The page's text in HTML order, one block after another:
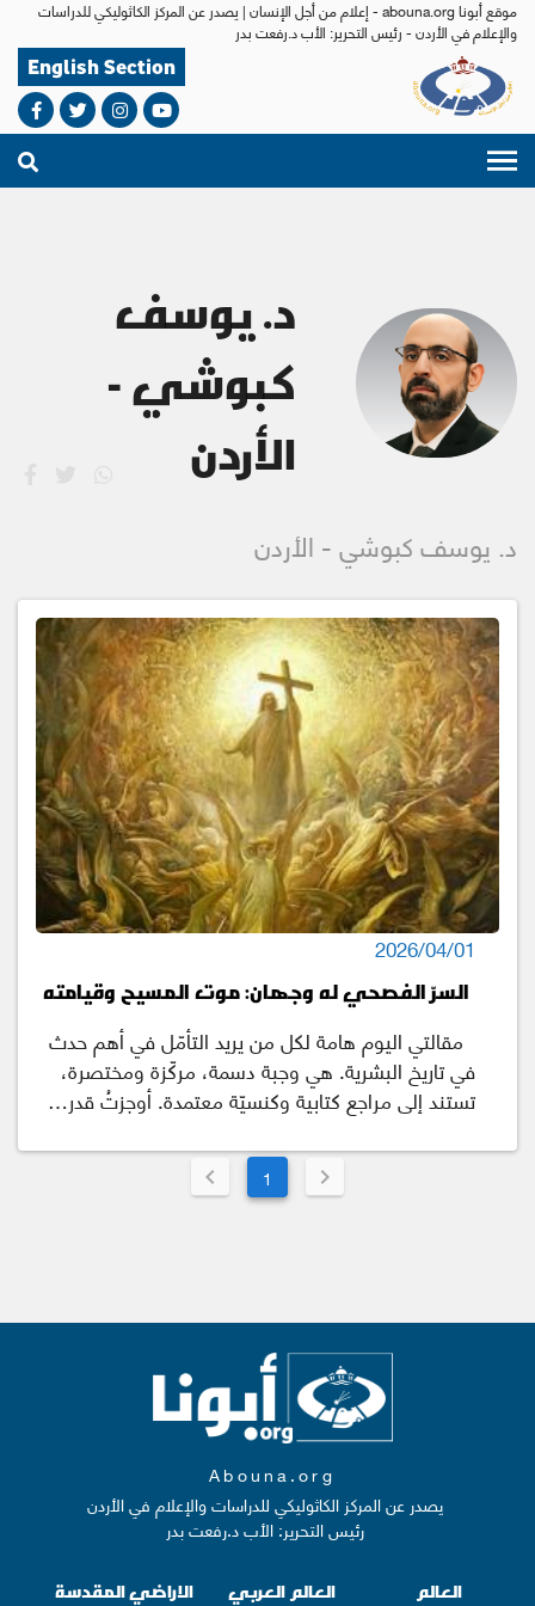
موقع أبونا abouna.org - إعلام من أجل الإنسان | يصدر عن المركز الكاثوليكي للدراسات
والإعلام في الأردن - رئيس التحرير: الأب د.رفعت بدر
English Section
د. يوسف
كبوشي -
الأردن
د. يوسف كبوشي - الأردن
2026/04/01
السرّ الفصحي له وجهان: موت المسيح وقيامته
مقالتي اليوم هامة لكل من يريد التأمّل في أهم حدث
في تاريخ البشرية. هي وجبة دسمة، مركّزة ومختصرة،
تستند إلى مراجع كتابية وكنسيّة معتمدة. أوجزتُ قدر…
1
Abouna.org
يصدر عن المركز الكاثوليكي للدراسات والإعلام في الأردن
رئيس التحرير: الأب د.رفعت بدر
العالم العالم العربي الاراضي المقدسة